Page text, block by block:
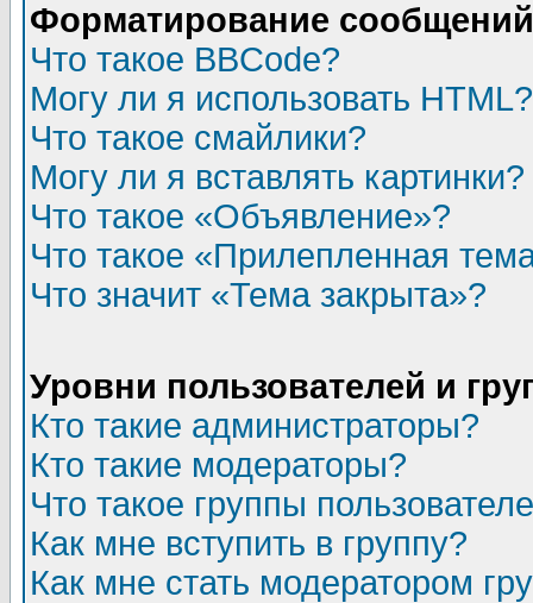
Форматирование
Что такое BBCode?
Могу ли я использовать HTML?
Что такое смайлики?
Могу ли я вставлять картинки?
Что такое «Объявление»?
Что такое «Прилепленная
Что значит «Тема закрыта»?
Уровни пользователей и
Кто такие администраторы?
Кто такие модераторы?
Что такое группы
Как мне вступить в группу?
Как мне стать модератором